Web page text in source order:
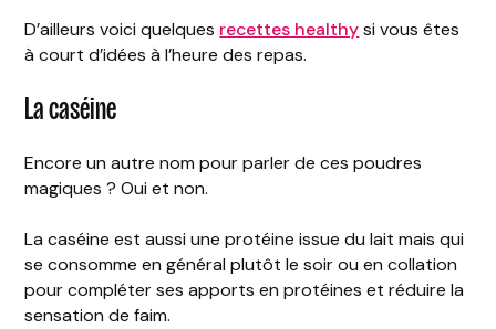
D’ailleurs voici quelques recettes healthysi vous êtes
à court d’idées à l’heure des repas.
La caséine
Encore un autre nom pour parler de ces poudres
magiques ? Oui et non.
La caséine est aussi une protéine issue du lait mais qui
se consomme en général plutôt le soir ou en collation
pour compléter ses apports en protéines et réduire la
sensation de faim.